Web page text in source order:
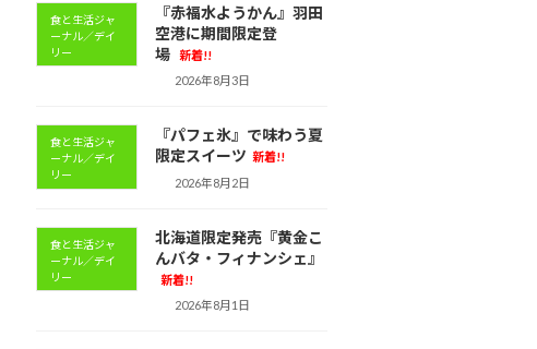
食と生活ジャ
ーナル／デイ
リー
『赤福水ようかん』羽田
空港に期間限定登
場
新着!!
2026年8月3日
食と生活ジャ
ーナル／デイ
リー
『パフェ氷』で味わう夏
限定スイーツ 新着!!
2026年8月2日
食と生活ジャ
ーナル／デイ
リー
北海道限定発売『黄金こ
んバタ・フィナンシェ』
新着!!
2026年8月1日